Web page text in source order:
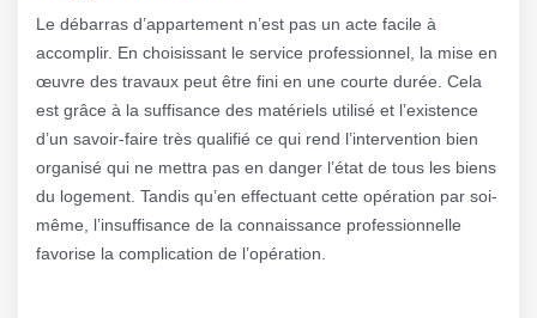
Le débarras d’appartement n’est pas un acte facile à
accomplir. En choisissant le service professionnel, la mise en
œuvre des travaux peut être fini en une courte durée. Cela
est grâce à la suffisance des matériels utilisé et l’existence
d’un savoir-faire très qualifié ce qui rend l’intervention bien
organisé qui ne mettra pas en danger l’état de tous les biens
du logement. Tandis qu’en effectuant cette opération par soi-
même, l’insuffisance de la connaissance professionnelle
favorise la complication de l’opération.